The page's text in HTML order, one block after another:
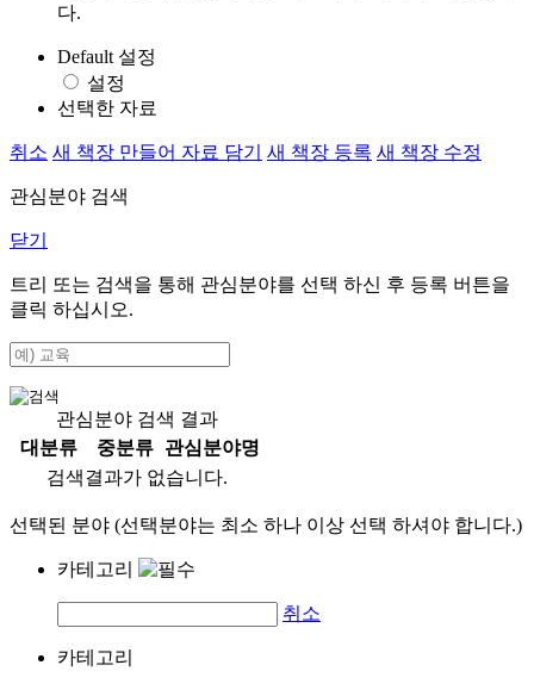
다.
Default 설정
설정
선택한 자료
취소 새 책장 만들어 자료 담기 새 책장 등록 새 책장 수정
관심분야 검색
닫기
트리 또는 검색을 통해 관심분야를 선택 하신 후 등록 버튼을
클릭 하십시오.
관심분야 검색 결과
대분류
중분류
관심분야명
검색결과가 없습니다.
선택된 분야 (선택분야는 최소 하나 이상 선택 하셔야 합니다.)
카테고리
취소
카테고리